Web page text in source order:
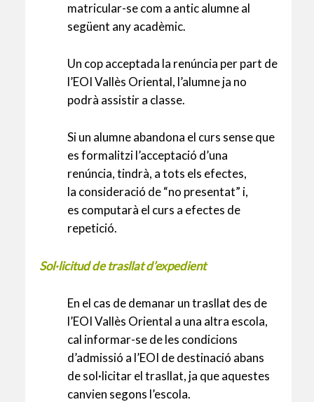
matricular-se com a antic alumne al
següent any acadèmic.
Un cop acceptada la renúncia per part de
l’EOI Vallès Oriental, l’alumne ja no
podrà assistir a classe.
Si un alumne abandona el curs sense que
es formalitzi l’acceptació d’una
renúncia, tindrà, a tots els efectes,
la consideració de “no presentat” i,
es computarà el curs a efectes de
repetició.
Sol·licitud de trasllat d’expedient
En el cas de demanar un trasllat des de
l’EOI Vallès Oriental a una altra escola,
cal informar-se de les condicions
d’admissió a l’EOI de destinació abans
de sol·licitar el trasllat, ja que aquestes
canvien segons l’escola.